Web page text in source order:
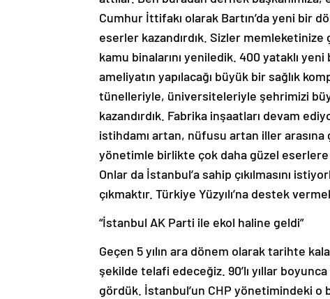
Cumhur İttifakı olarak Bartın’da yeni bir
eserler kazandırdık. Sizler
kamu binalarını yeniledik. 400 yataklı
ameliyatın yapılacağı büyük bir sağlık
tünelleriyle, üniversiteleriyle şehrimizi
kazandırdık. Fabrika inşaatları devam
istihdamı artan, nüfusu artan iller
yönetimle birlikte çok daha güzel eserlere
Onlar da İstanbul’a sahip çıkılmasını
çıkmaktır. Türkiye Yüzyılı’na destek
“İstanbul AK Parti ile ekol haline geldi”
Geçen 5 yılın ara dönem olarak tarihte
şekilde telafi edeceğiz. 90’lı yıllar
gördük. İstanbul’un CHP yönetimindeki o